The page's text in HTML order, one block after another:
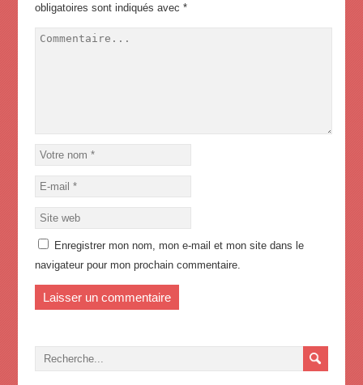
obligatoires sont indiqués avec *
Enregistrer mon nom, mon e-mail et mon site dans le
navigateur pour mon prochain commentaire.